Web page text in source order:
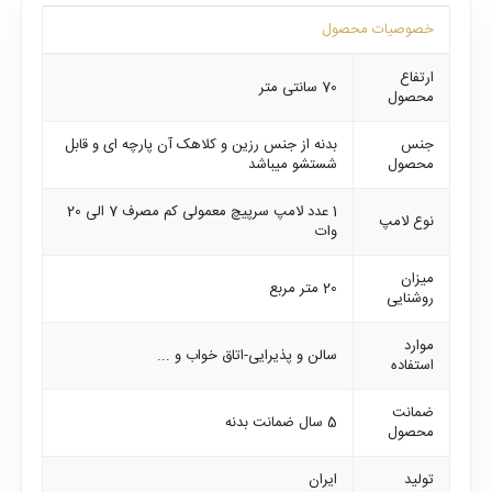
خصوصیات محصول
ارتفاع
محصول
70 سانتی متر
جنس
محصول
بدنه از جنس رزین و کلاهک آن پارچه ای و قابل
شستشو میباشد
نوع لامپ
1 عدد لامپ سرپیچ معمولی کم مصرف 7 الی 20
وات
میزان
روشنایی
20 متر مربع
موارد
استفاده
سالن و پذیرایی-اتاق خواب و ...
ضمانت
محصول
5 سال ضمانت بدنه
تولید
ایران